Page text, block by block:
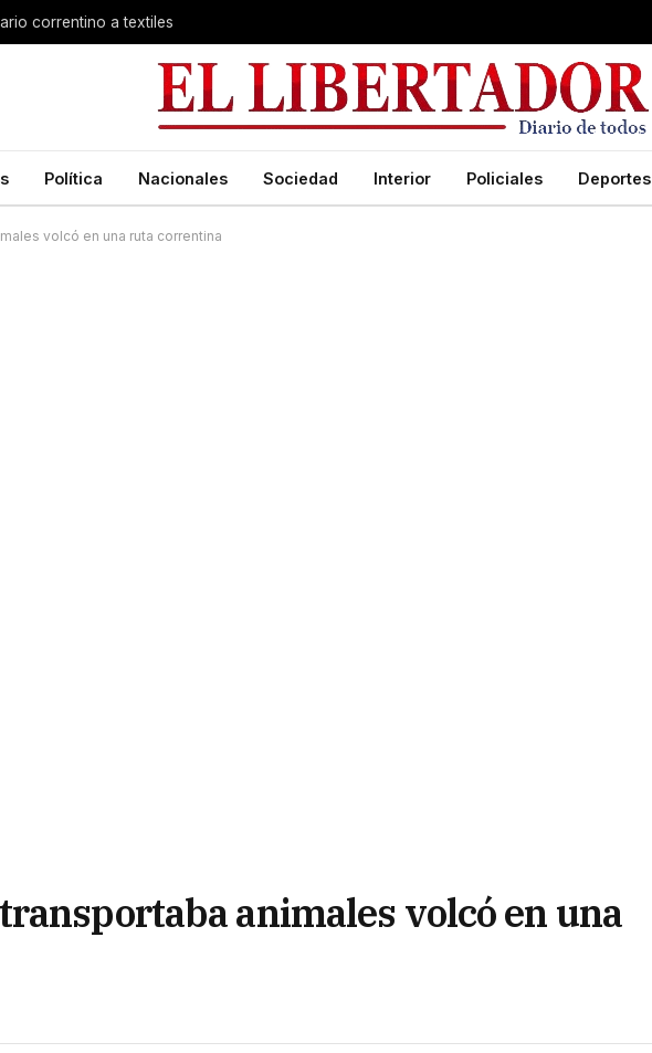
correntino a textiles
Política Nacionales Sociedad Interior Policiales Deportes
volcó en una ruta correntina
animales volcó en una